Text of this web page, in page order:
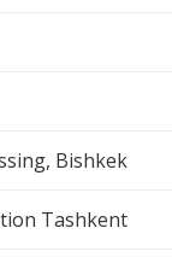
Bishkek
Tashkent